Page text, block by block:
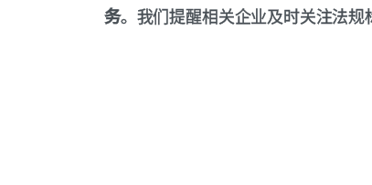
务。我们提醒相关企业及时关注法规